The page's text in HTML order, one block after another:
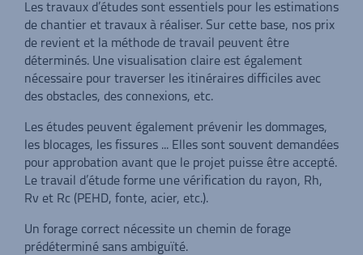
Les travaux d’études sont essentiels pour les estimations
de chantier et travaux à réaliser. Sur cette base, nos prix
de revient et la méthode de travail peuvent être
déterminés. Une visualisation claire est également
nécessaire pour traverser les itinéraires difficiles avec
des obstacles, des connexions, etc.
Les études peuvent également prévenir les dommages,
les blocages, les fissures ... Elles sont souvent demandées
pour approbation avant que le projet puisse être accepté.
Le travail d’étude forme une vérification du rayon, Rh,
Rv et Rc (PEHD, fonte, acier, etc.).
Un forage correct nécessite un chemin de forage
prédéterminé sans ambiguïté.